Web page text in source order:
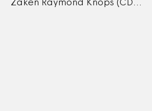
Zaken Raymond Knops (CDA)